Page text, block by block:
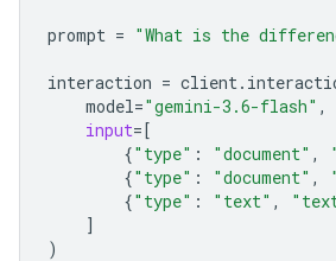
prompt = "What is the
interaction = client.
model="gemini-3.6-flash" ,
input=[
{"type" : "document" ,
{"type" : "document" ,
{"type" : "text" ,
]
)